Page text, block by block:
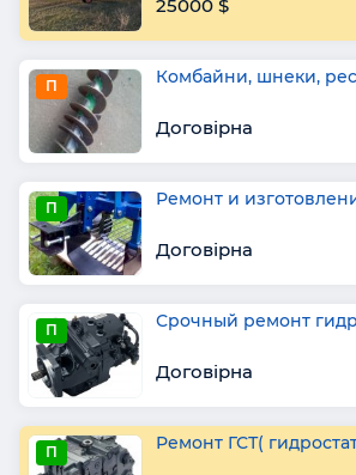
25000 $
П Комбайни, шнеки,
Договірна
П Ремонт и
Договірна
П Срочный ремонт
Договірна
П Ремонт ГСТ(